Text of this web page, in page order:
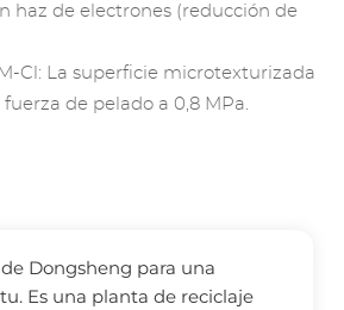
haz de electrones (reducción de
Cl: La superficie microtexturizada
de pelado a 0,8 MPa.
Dongsheng para una
Es una planta de reciclaje